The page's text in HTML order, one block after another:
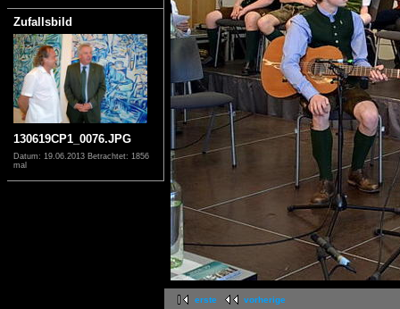
Zufallsbild
130619CP1_0076.JPG
Datum: 19.06.2013 Betrachtet: 1856
mal
erste vorherige